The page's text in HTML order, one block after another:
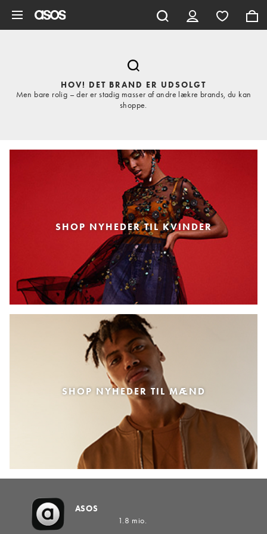
HOV! DET BRAND ER UDSOLGT
Men bare rolig – der er stadig masser af andre lækre brands, du kan
shoppe.
SHOP NYHEDER TIL KVINDER
SHOP NYHEDER TIL MÆND
ASOS
1.8 mio.